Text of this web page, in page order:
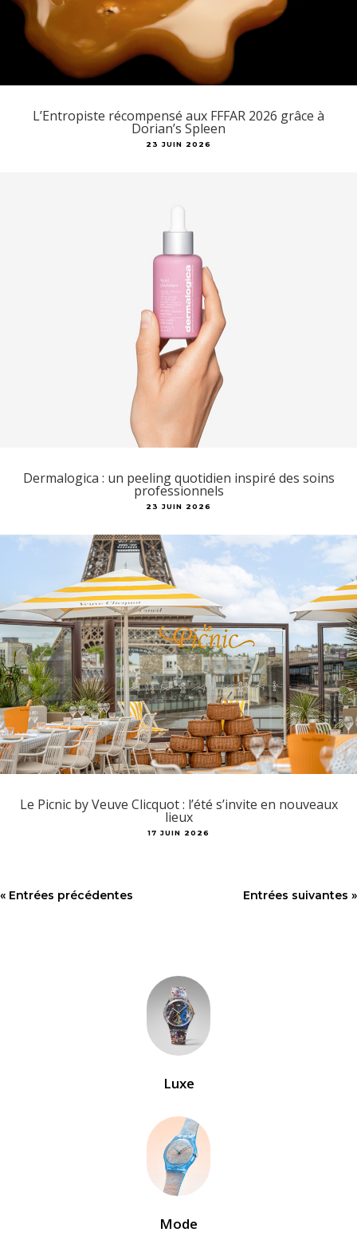
L’Entropiste récompensé aux FFFAR 2026 grâce à
Dorian’s Spleen
23 JUIN 2026
Dermalogica : un peeling quotidien inspiré des soins
professionnels
23 JUIN 2026
Le Picnic by Veuve Clicquot : l’été s’invite en nouveaux
lieux
17 JUIN 2026
« Entrées précédentes Entrées suivantes »
Luxe
Mode